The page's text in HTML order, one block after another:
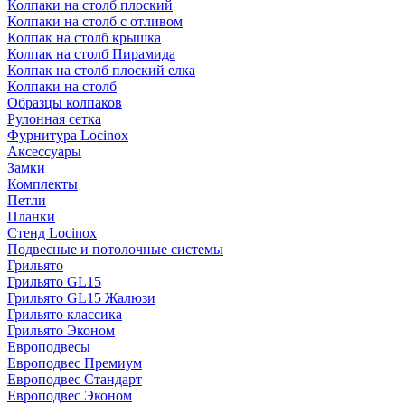
Колпаки на столб плоский
Колпаки на столб с отливом
Колпак на столб крышка
Колпак на столб Пирамида
Колпак на столб плоский елка
Колпаки на столб
Образцы колпаков
Рулонная сетка
Фурнитура Locinox
Аксессуары
Замки
Комплекты
Петли
Планки
Стенд Locinox
Подвесные и потолочные системы
Грильято
Грильято GL15
Грильято GL15 Жалюзи
Грильято классика
Грильято Эконом
Европодвесы
Европодвес Премиум
Европодвес Стандарт
Европодвес Эконом